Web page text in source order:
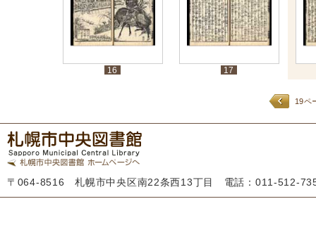
16 17
19ペ
〒064-8516 札幌市中央区南22条西13丁目 電話：011-512-